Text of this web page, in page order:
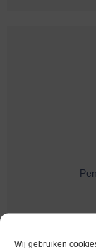
Wij gebruiken